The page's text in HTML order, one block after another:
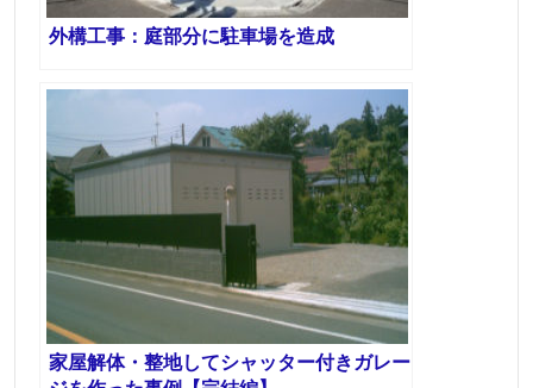
外構工事：庭部分に駐車場を造成
家屋解体・整地してシャッター付きガレー